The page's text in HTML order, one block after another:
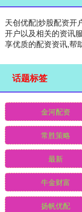
天创优配|炒股配资开
开户以及相关的资讯
享优质的配资资讯,帮
话题标签
金河配资
常胜策略
最新
牛金财富
扬帆优配